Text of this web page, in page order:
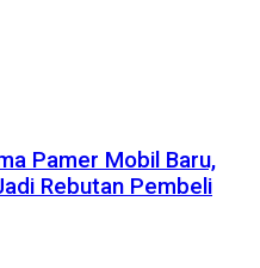
Pamer Mobil Baru,
Rebutan Pembeli